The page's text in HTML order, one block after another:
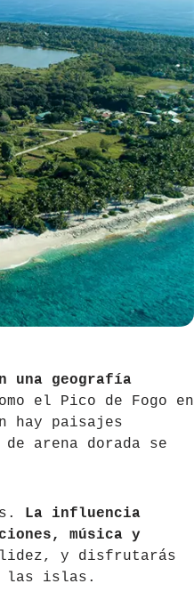
una geografía
el Pico de Fogo en
hay paisajes
arena dorada se
La influencia
música y
y disfrutarás
las islas.